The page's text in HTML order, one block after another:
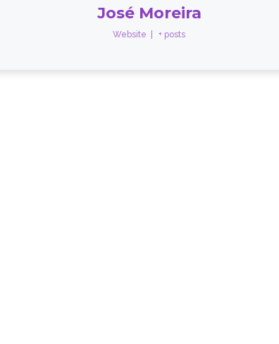
José Moreira
Website + posts